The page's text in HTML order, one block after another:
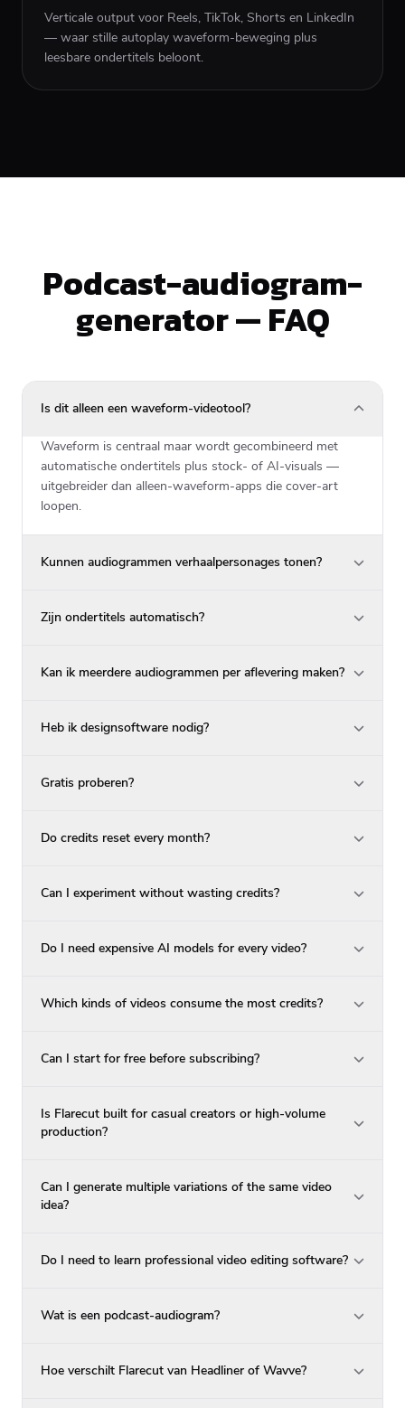
Verticale output voor Reels, TikTok, Shorts en LinkedIn
— waar stille autoplay waveform-beweging plus
leesbare ondertitels beloont.
Podcast-audiogram-
generator — FAQ
Is dit alleen een waveform-videotool?
Waveform is centraal maar wordt gecombineerd met
automatische ondertitels plus stock- of AI-visuals —
uitgebreider dan alleen-waveform-apps die cover-art
loopen.
Kunnen audiogrammen verhaalpersonages tonen?
Zijn ondertitels automatisch?
Kan ik meerdere audiogrammen per aflevering maken?
Heb ik designsoftware nodig?
Gratis proberen?
Do credits reset every month?
Can I experiment without wasting credits?
Do I need expensive AI models for every video?
Which kinds of videos consume the most credits?
Can I start for free before subscribing?
Is Flarecut built for casual creators or high-volume
production?
Can I generate multiple variations of the same video
idea?
Do I need to learn professional video editing software?
Wat is een podcast-audiogram?
Hoe verschilt Flarecut van Headliner of Wavve?